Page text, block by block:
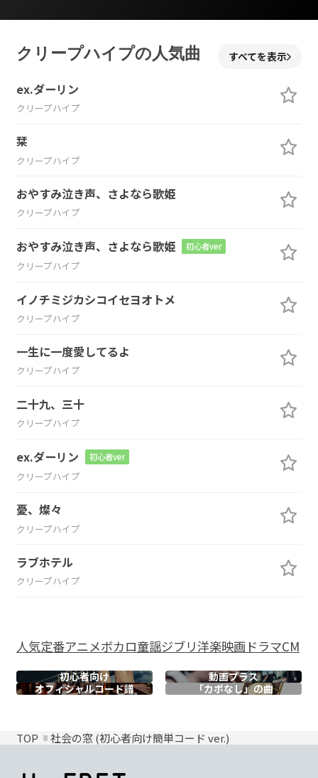
クリープハイプの人気曲 すべてを表示
ex.ダーリン
クリープハイプ
栞
クリープハイプ
おやすみ泣き声、さよなら歌姫
クリープハイプ
おやすみ泣き声、さよなら歌姫 初心者ver
クリープハイプ
イノチミジカシコイセヨオトメ
クリープハイプ
一生に一度愛してるよ
クリープハイプ
二十九、三十
クリープハイプ
ex.ダーリン 初心者ver
クリープハイプ
憂、燦々
クリープハイプ
ラブホテル
クリープハイプ
人気定番アニメボカロ童謡ジブリ洋楽映画ドラマCM
初心者向け
動画プラス
オフィシャルコード譜 「カポなし」の曲
TOP 社会の窓 (初心者向け簡単コード ver.)